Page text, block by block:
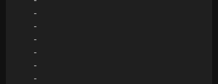
-
-
-
-
-
-